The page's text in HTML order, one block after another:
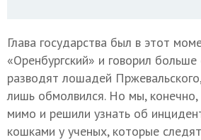
Глава государства был в этот
«Оренбургский» и говорил
разводят лошадей
лишь обмолвился. Но мы, конечно,
мимо и решили узнать об
кошками у ученых, которые